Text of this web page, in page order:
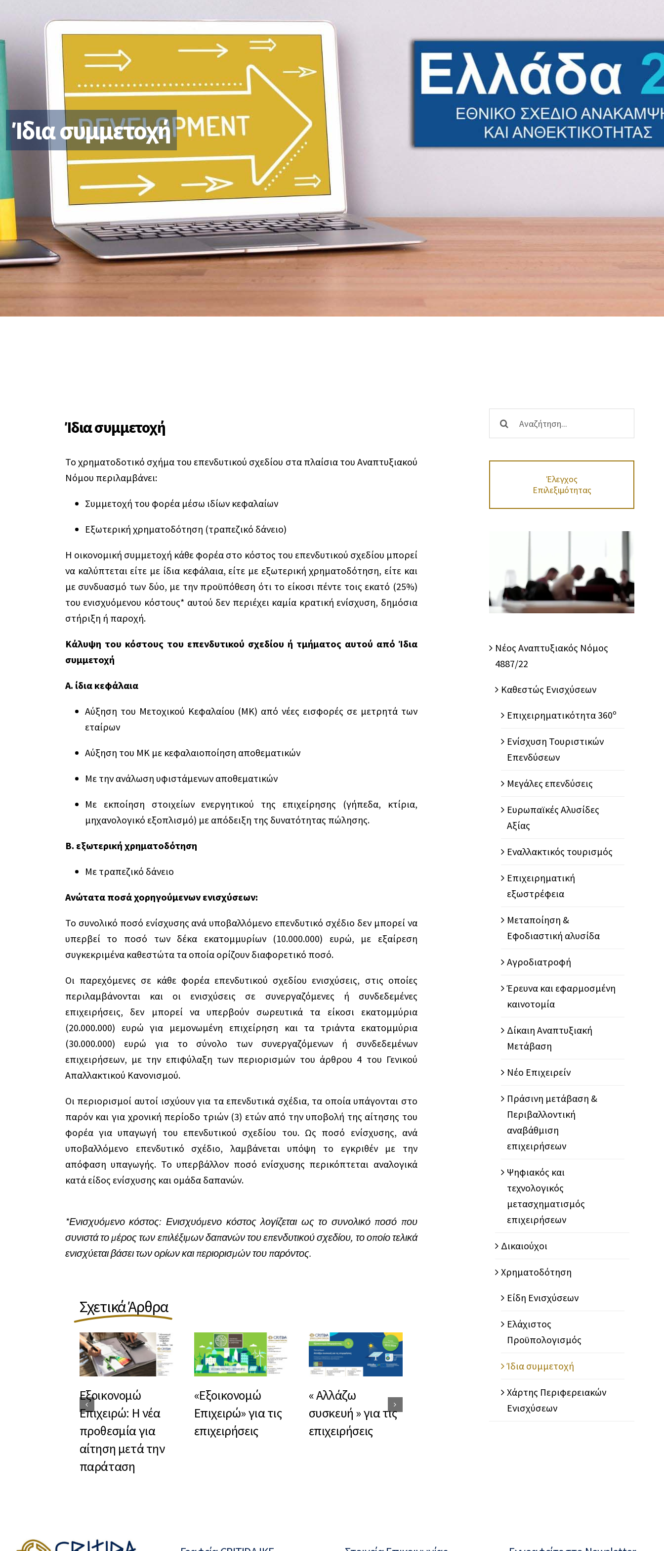
βιωσιμότητας
Εργαλεία Εξασφάλισης
Χρηματοδότησης & Ανεύρεσης
Στρατηγικού Επενδυτή
Υπηρεσίες Μισθοδοσίας
Χρηματοοικονομικές Συμβουλές
Ανάπτυξης ΕΤΕΑΝ
Ίδια συμμετοχή
Ίδια συμμετοχή
Το χρηματοδοτικό σχήμα του επενδυτικού σχεδίου στα πλαίσια του Αναπτυξιακού
Νόμου περιλαμβάνει:
Συμμετοχή του φορέα μέσω ιδίων κεφαλαίων
Εξωτερική χρηματοδότηση (τραπεζικό δάνειο)
Η οικονομική συμμετοχή κάθε φορέα στο κόστος του επενδυτικού σχεδίου μπορεί
να καλύπτεται είτε με ίδια κεφάλαια, είτε με εξωτερική χρηματοδότηση, είτε και
με συνδυασμό των δύο, με την προϋπόθεση ότι το είκοσι πέντε τοις εκατό (25%)
του ενισχυόμενου κόστους* αυτού δεν περιέχει καμία κρατική ενίσχυση, δημόσια
στήριξη ή παροχή.
Κάλυψη του κόστους του επενδυτικού σχεδίου ή τμήματος αυτού από Ίδια
συμμετοχή
Α. ίδια κεφάλαια
Αύξηση του Μετοχικού Κεφαλαίου (ΜΚ) από νέες εισφορές σε μετρητά των
εταίρων
Αύξηση του ΜΚ με κεφαλαιοποίηση αποθεματικών
Με την ανάλωση υφιστάμενων αποθεματικών
Με εκποίηση στοιχείων ενεργητικού της επιχείρησης (γήπεδα, κτίρια,
μηχανολογικό εξοπλισμό) με απόδειξη της δυνατότητας πώλησης.
Β. εξωτερική χρηματοδότηση
Με τραπεζικό δάνειο
Ανώτατα ποσά χορηγούμενων ενισχύσεων:
Το συνολικό ποσό ενίσχυσης ανά υποβαλλόμενο επενδυτικό σχέδιο δεν μπορεί να
υπερβεί το ποσό των δέκα εκατομμυρίων (10.000.000) ευρώ, με εξαίρεση
συγκεκριμένα καθεστώτα τα οποία ορίζουν διαφορετικό ποσό.
Οι παρεχόμενες σε κάθε φορέα επενδυτικού σχεδίου ενισχύσεις, στις οποίες
περιλαμβάνονται και οι ενισχύσεις σε συνεργαζόμενες ή συνδεδεμένες
επιχειρήσεις, δεν μπορεί να υπερβούν σωρευτικά τα είκοσι εκατομμύρια
(20.000.000) ευρώ για μεμονωμένη επιχείρηση και τα τριάντα εκατομμύρια
(30.000.000) ευρώ για το σύνολο των συνεργαζόμενων ή συνδεδεμένων
επιχειρήσεων, με την επιφύλαξη των περιορισμών του άρθρου 4 του Γενικού
Απαλλακτικού Κανονισμού.
Οι περιορισμοί αυτοί ισχύουν για τα επενδυτικά σχέδια, τα οποία υπάγονται στο
παρόν και για χρονική περίοδο τριών (3) ετών από την υποβολή της αίτησης του
φορέα για υπαγωγή του επενδυτικού σχεδίου του. Ως ποσό ενίσχυσης, ανά
υποβαλλόμενο επενδυτικό σχέδιο, λαμβάνεται υπόψη το εγκριθέν με την
απόφαση υπαγωγής. Το υπερβάλλον ποσό ενίσχυσης περικόπτεται αναλογικά
κατά είδος ενίσχυσης και ομάδα δαπανών.
*Ενισχυόμενο κόστος: Ενισχυόμενο κόστος λογίζεται ως το συνολικό ποσό που
συνιστά το μέρος των επιλέξιμων δαπανών του επενδυτικού σχεδίου, το οποίο τελικά
ενισχύεται βάσει των ορίων και περιορισμών του παρόντος.
Σχετικά Άρθρα
Εξοικονομώ
Επιχειρώ: Η νέα
προθεσμία για
αίτηση μετά την
παράταση
«Εξοικονομώ
Επιχειρώ» για τις
επιχειρήσεις
« Αλλάζω
συσκευή » για τις
επιχειρήσεις
Επιχειρηματικότητα
Έλεγχος
Επιλεξιμότητας
Nέος Αναπτυξιακός Νόμος
4887/22
Καθεστώς Ενισχύσεων
Επιχειρηματικότητα 360º
Ενίσχυση Τουριστικών
Επενδύσεων
Μεγάλες επενδύσεις
Ευρωπαϊκές Αλυσίδες
Αξίας
Εναλλακτικός τουρισμός
Επιχειρηματική
εξωστρέφεια
Μεταποίηση &
Εφοδιαστική αλυσίδα
Αγροδιατροφή
Έρευνα και εφαρμοσμένη
καινοτομία
Δίκαιη Αναπτυξιακή
Μετάβαση
Νέο Επιχειρείν
Πράσινη μετάβαση &
Περιβαλλοντική
αναβάθμιση
επιχειρήσεων
Ψηφιακός και
τεχνολογικός
μετασχηματισμός
επιχειρήσεων
Δικαιούχοι
Χρηματοδότηση
Είδη Ενισχύσεων
Ελάχιστος
Προϋπολογισμός
Ίδια συμμετοχή
Χάρτης Περιφερειακών
Ενισχύσεων